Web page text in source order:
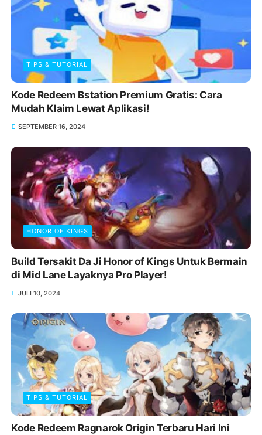
TIPS & TUTORIAL
Kode Redeem Bstation Premium Gratis: Cara
Mudah Klaim Lewat Aplikasi!
SEPTEMBER 16, 2024
HONOR OF KINGS
Build Tersakit Da Ji Honor of Kings Untuk Bermain
di Mid Lane Layaknya Pro Player!
JULI 10, 2024
TIPS & TUTORIAL
Kode Redeem Ragnarok Origin Terbaru Hari Ini